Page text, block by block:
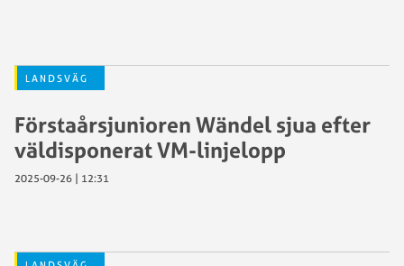
LANDSVÄG
Förstaårsjunioren Wändel sjua efter
väldisponerat VM-linjelopp
2025-09-26 | 12:31